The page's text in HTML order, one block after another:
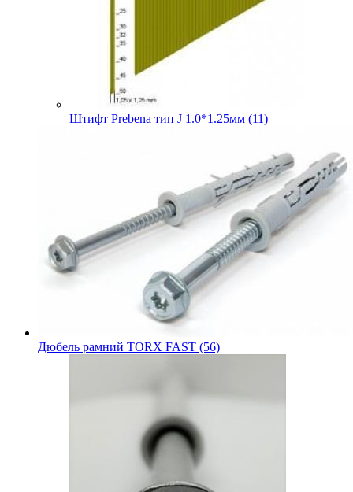
Штифт Prebena тип J 1.0*1.25мм (11)
Дюбель рамний TORX FAST (56)